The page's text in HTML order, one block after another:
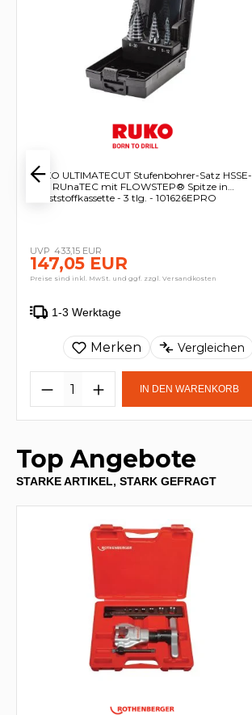
RUKO ULTIMATECUT Stufenbohrer-Satz HSSE-
Co 5 RUnaTEC mit FLOWSTEP® Spitze in
Kunststoffkassette - 3 tlg. - 101626EPRO
433,15 EUR
147,05 EUR
Preise sind inkl. MwSt. und ggf. zzgl. Versandkosten
1-3 Werktage
Merken Vergleichen
IN DEN WARENKORB
Top Angebote
STARKE ARTIKEL, STARK GEFRAGT